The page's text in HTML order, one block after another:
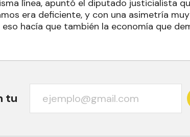
línea, apuntó el diputado justicialista
era deficiente, y con una asimetría
hacía que también la economía que
tu